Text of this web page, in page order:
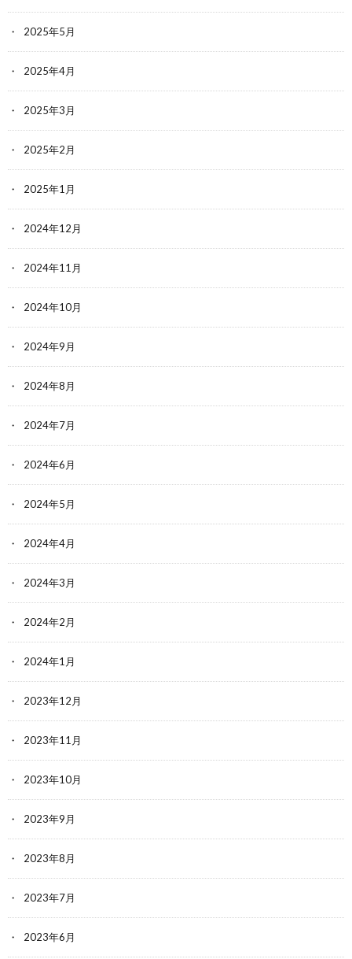
2025年5月
2025年4月
2025年3月
2025年2月
2025年1月
2024年12月
2024年11月
2024年10月
2024年9月
2024年8月
2024年7月
2024年6月
2024年5月
2024年4月
2024年3月
2024年2月
2024年1月
2023年12月
2023年11月
2023年10月
2023年9月
2023年8月
2023年7月
2023年6月